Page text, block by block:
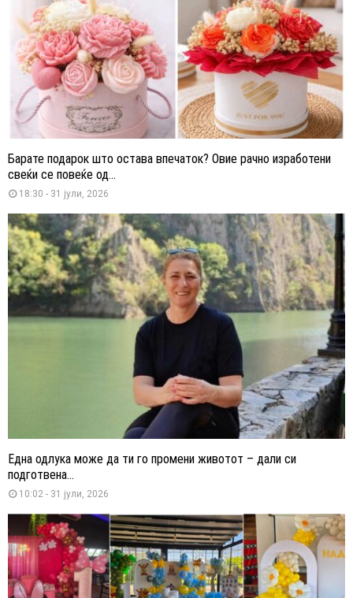
Барате подарок што остава впечаток? Овие рачно изработени
свеќи се повеќе од...
18:30 - 31 јули, 2026
Една одлука може да ти го промени животот – дали си
подготвена...
10:02 - 31 јули, 2026